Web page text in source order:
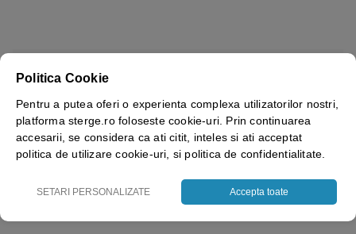
25x35cm
Politica Cookie
Pentru a putea oferi o experienta complexa utilizatorilor nostri,
platforma sterge.ro foloseste cookie-uri. Prin continuarea
accesarii, se considera ca ati citit, inteles si ati acceptat
politica de utilizare cookie-uri, si politica de confidentialitate.
SETARI PERSONALIZATE Accepta toate